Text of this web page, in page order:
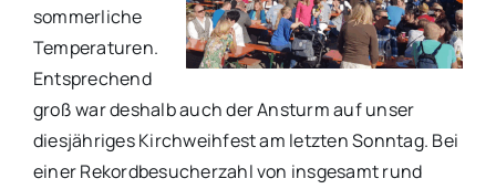
sommerliche
Temperaturen.
Entsprechend
groß war deshalb auch der Ansturm auf unser
diesjähriges Kirchweihfest am letzten Sonntag. Bei
einer Rekordbesucherzahl von insgesamt rund